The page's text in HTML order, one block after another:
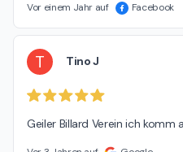
Vor einem Jahr auf Facebook
T Tino J
Geiler Billard Verein ich komm